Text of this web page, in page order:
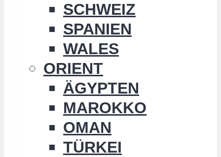
SCHWEIZ
SPANIEN
WALES
ORIENT
ÄGYPTEN
MAROKKO
OMAN
TÜRKEI